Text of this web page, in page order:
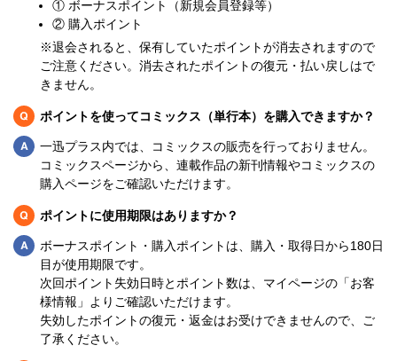
① ボーナスポイント（新規会員登録等）
② 購入ポイント
※退会されると、保有していたポイントが消去されますので
ご注意ください。消去されたポイントの復元・払い戻しはで
きません。
Q
ポイントを使ってコミックス（単行本）を購入できますか？
Q
一迅プラス内では、コミックスの販売を行っておりません。
コミックスページから、連載作品の新刊情報やコミックスの
購入ページをご確認いただけます。
Q
ポイントに使用期限はありますか？
Qボーナスポイント・購入ポイントは、購入・取得日から180日
目が使用期限です。
次回ポイント失効日時とポイント数は、マイページの「お客
様情報」よりご確認いただけます。
失効したポイントの復元・返金はお受けできませんので、ご
了承ください。